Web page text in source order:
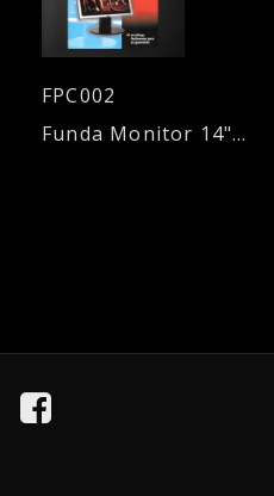
FPC002
Funda Monitor 14" / 15" LCD